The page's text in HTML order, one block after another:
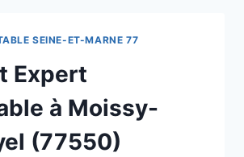
SEINE-ET-MARNE 77
Expert
à Moissy-
(77550)